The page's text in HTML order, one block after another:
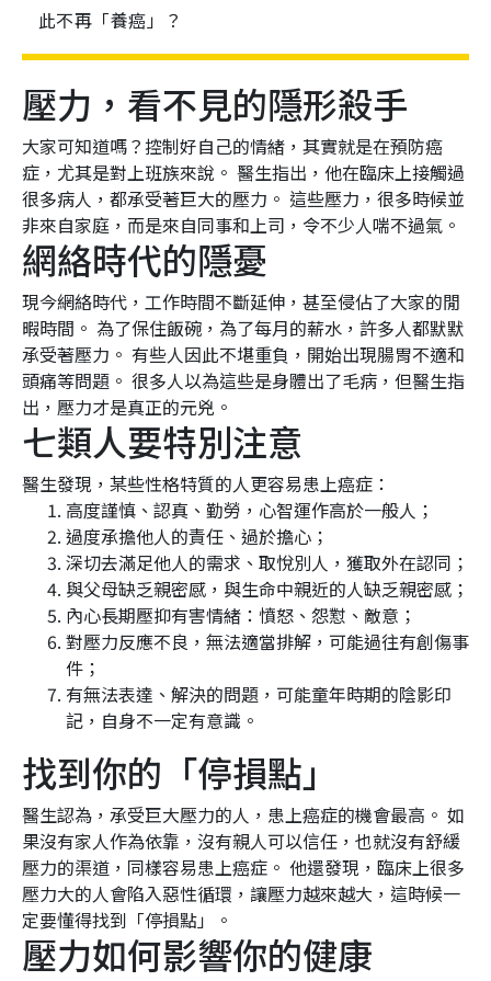
此不再「養癌」？
壓力，看不見的隱形殺手
大家可知道嗎？控制好自己的情緒，其實就是在預防癌
症，尤其是對上班族來說。 醫生指出，他在臨床上接觸過
很多病人，都承受著巨大的壓力。 這些壓力，很多時候並
非來自家庭，而是來自同事和上司，令不少人喘不過氣。
網絡時代的隱憂
現今網絡時代，工作時間不斷延伸，甚至侵佔了大家的閒
暇時間。 為了保住飯碗，為了每月的薪水，許多人都默默
承受著壓力。 有些人因此不堪重負，開始出現腸胃不適和
頭痛等問題。 很多人以為這些是身體出了毛病，但醫生指
出，壓力才是真正的元兇。
七類人要特別注意
醫生發現，某些性格特質的人更容易患上癌症：
高度謹慎、認真、勤勞，心智運作高於一般人；
過度承擔他人的責任、過於擔心；
深切去滿足他人的需求、取悅別人，獲取外在認同；
與父母缺乏親密感，與生命中親近的人缺乏親密感；
內心長期壓抑有害情緒：憤怒、怨懟、敵意；
對壓力反應不良，無法適當排解，可能過往有創傷事
件；
有無法表達、解決的問題，可能童年時期的陰影印
記，自身不一定有意識。
找到你的「停損點」
醫生認為，承受巨大壓力的人，患上癌症的機會最高。 如
果沒有家人作為依靠，沒有親人可以信任，也就沒有舒緩
壓力的渠道，同樣容易患上癌症。 他還發現，臨床上很多
壓力大的人會陷入惡性循環，讓壓力越來越大，這時候一
定要懂得找到「停損點」。
壓力如何影響你的健康